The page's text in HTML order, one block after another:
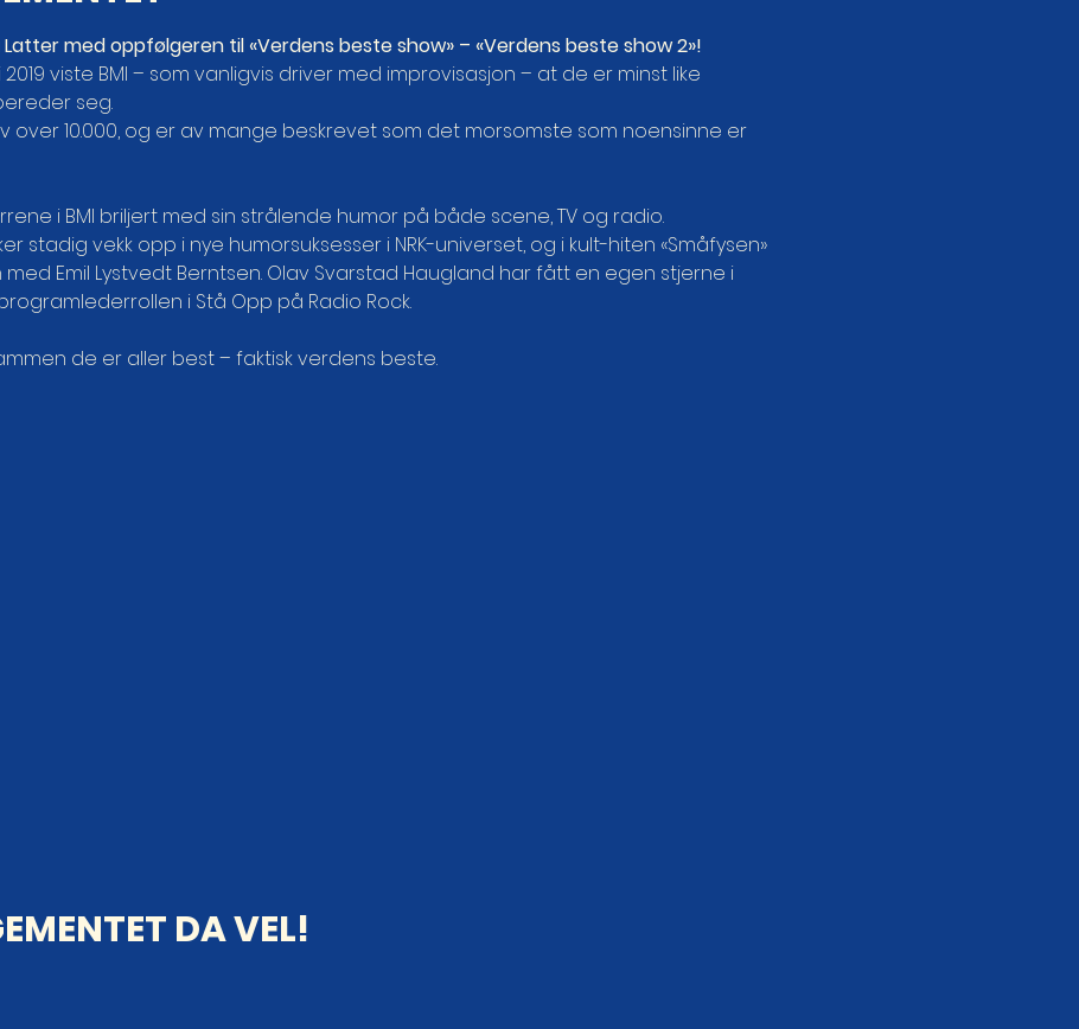
Latter med oppfølgeren til «Verdens beste show» – «Verdens beste show 2»!
viste BMI – som vanligvis driver med improvisasjon – at de er minst like
seg.
over 10.000, og er av mange beskrevet som det morsomste som noensinne er
i BMI briljert med sin strålende humor på både scene, TV og radio.
stadig vekk opp i nye humorsuksesser i NRK-universet, og i kult-hiten «Småfysen»
med Emil Lystvedt Berntsen. Olav Svarstad Haugland har fått en egen stjerne i
rocke-Norge gjennom programlederrollen i Stå Opp på Radio Rock.
de er aller best – faktisk verdens beste.
DA VEL!